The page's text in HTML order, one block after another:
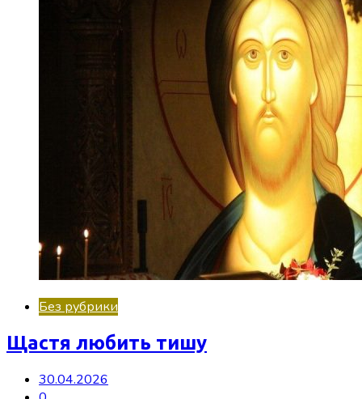
Без рубрики
Щастя любить тишу
30.04.2026